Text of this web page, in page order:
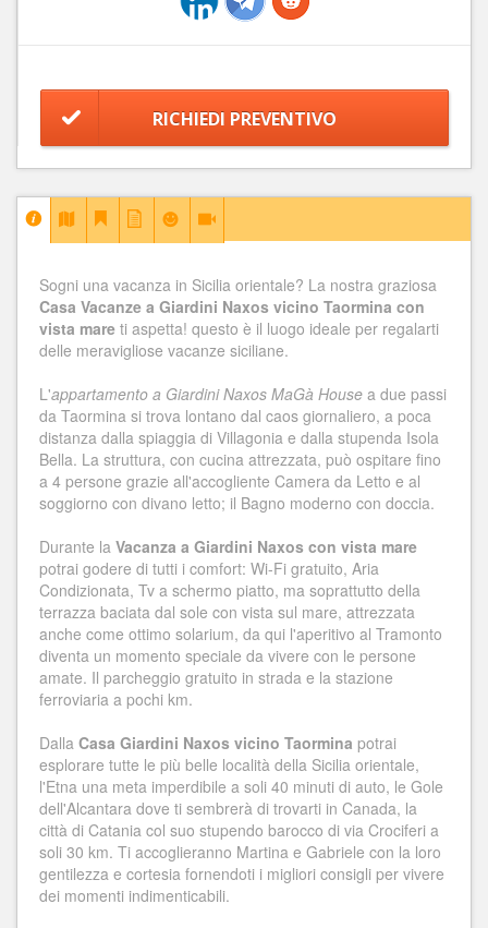
RICHIEDI PREVENTIVO
Sogni una vacanza in Sicilia orientale? La nostra graziosa
Casa Vacanze a Giardini Naxos vicino Taormina con
vista mare ti aspetta! questo è il luogo ideale per regalarti
delle meravigliose vacanze siciliane.
L'appartamento a Giardini Naxos MaGà House a due passi
da Taormina si trova lontano dal caos giornaliero, a poca
distanza dalla spiaggia di Villagonia e dalla stupenda Isola
Bella. La struttura, con cucina attrezzata, può ospitare fino
a 4 persone grazie all'accogliente Camera da Letto e al
soggiorno con divano letto; il Bagno moderno con doccia.
Durante la Vacanza a Giardini Naxos con vista mare
potrai godere di tutti i comfort: Wi-Fi gratuito, Aria
Condizionata, Tv a schermo piatto, ma soprattutto della
terrazza baciata dal sole con vista sul mare, attrezzata
anche come ottimo solarium, da qui l'aperitivo al Tramonto
diventa un momento speciale da vivere con le persone
amate. Il parcheggio gratuito in strada e la stazione
ferroviaria a pochi km.
Dalla Casa Giardini Naxos vicino Taormina potrai
esplorare tutte le più belle località della Sicilia orientale,
l'Etna una meta imperdibile a soli 40 minuti di auto, le Gole
dell'Alcantara dove ti sembrerà di trovarti in Canada, la
città di Catania col suo stupendo barocco di via Crociferi a
soli 30 km. Ti accoglieranno Martina e Gabriele con la loro
gentilezza e cortesia fornendoti i migliori consigli per vivere
dei momenti indimenticabili.